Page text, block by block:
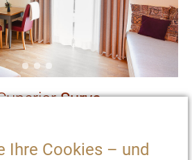
Ihre Cookies – und
Surya
und zwei Einzelbetten